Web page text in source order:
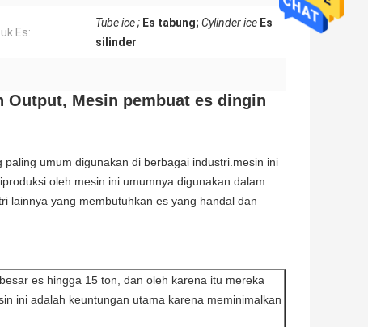
Es:
Tube ice ; Es tabung; Cylinder ice Es
silinder
Output, Mesin pembuat es dingin
umum digunakan di berbagai industri.mesin ini
oleh mesin ini umumnya digunakan dalam
lainnya yang membutuhkan es yang handal dan
es hingga 15 ton, dan oleh karena itu mereka
ini adalah keuntungan utama karena meminimalkan